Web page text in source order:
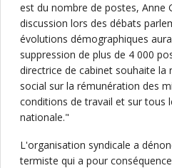
est du nombre de postes, Anne
discussion lors des débats
évolutions démographiques
suppression de plus de 4 000
directrice de cabinet souhaite la
social sur la rémunération des
conditions de travail et sur tous
nationale."
L'organisation syndicale a
termiste qui a pour